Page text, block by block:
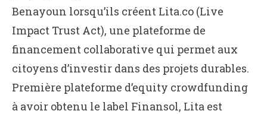
Benayoun lorsqu’ils créent Lita.co (Live
Impact Trust Act), une plateforme de
financement collaborative qui permet aux
citoyens d’investir dans des projets durables.
Première plateforme d’equity crowdfunding
à avoir obtenu le label Finansol, Lita est